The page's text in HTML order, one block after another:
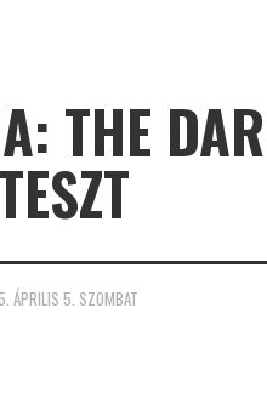
THE
ÁPRILIS 5. SZOMBAT